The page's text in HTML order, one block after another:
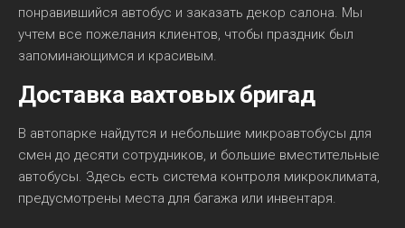
понравившийся автобус и заказать декор салона. Мы
учтем все пожелания клиентов, чтобы праздник был
запоминающимся и красивым.
Доставка вахтовых бригад
В автопарке найдутся и небольшие микроавтобусы для
смен до десяти сотрудников, и большие вместительные
автобусы. Здесь есть система контроля микроклимата,
предусмотрены места для багажа или инвентаря.